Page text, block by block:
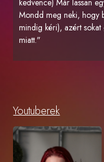
kedvence) Már lassan
Mondd meg neki, hogy
mindig kéri), azért
miatt."
Youtuberek